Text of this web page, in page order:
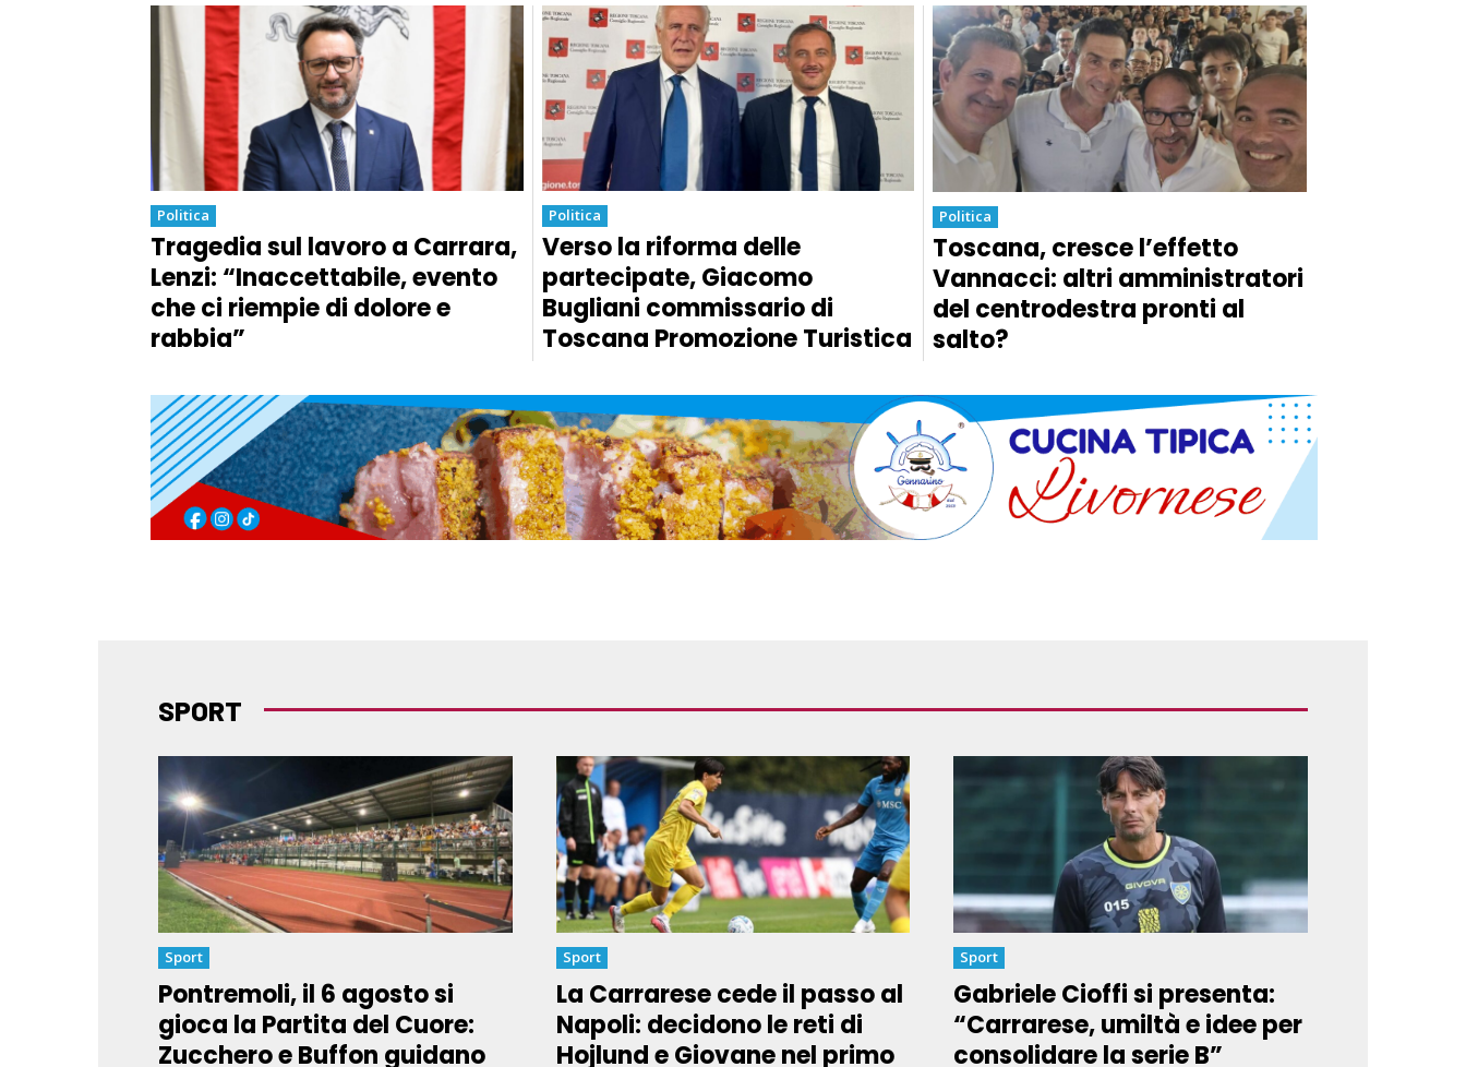
Politica
Tragedia sul lavoro a Carrara,
Lenzi: “Inaccettabile, evento
che ci riempie di dolore e
rabbia”
Politica
Verso la riforma delle
partecipate, Giacomo
Bugliani commissario di
Toscana Promozione Turistica
Politica
Toscana, cresce l’effetto
Vannacci: altri amministratori
del centrodestra pronti al
salto?
SPORT
Sport
Pontremoli, il 6 agosto si
gioca la Partita del Cuore:
Zucchero e Buffon guidano
Sport
La Carrarese cede il passo al
Napoli: decidono le reti di
Hojlund e Giovane nel primo
Sport
Gabriele Cioffi si presenta:
“Carrarese, umiltà e idee per
consolidare la serie B”